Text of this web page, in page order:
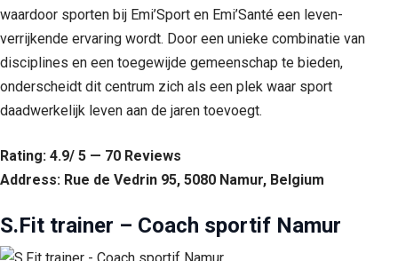
waardoor sporten bij Emi’Sport en Emi’Santé een leven-
verrijkende ervaring wordt. Door een unieke combinatie van
disciplines en een toegewijde gemeenschap te bieden,
onderscheidt dit centrum zich als een plek waar sport
daadwerkelijk leven aan de jaren toevoegt.
Rating: 4.9/ 5 — 70 Reviews
Address: Rue de Vedrin 95, 5080 Namur, Belgium
S.Fit trainer – Coach sportif Namur